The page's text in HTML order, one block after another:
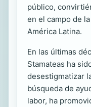
público,
en el campo de
América Latina.
En las últimas
Stamateas ha
desestigmatizar
búsqueda de
labor, ha